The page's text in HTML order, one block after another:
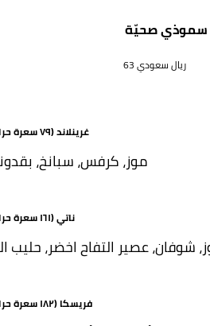
سموذي صحيّة
63 ريال سعودي
غرينلاند (٧٩ سعرة حرارية)
موز، كرفس، سبانخ،
ناتي (١٦١ سعرة حرارية)
شوفان، عصير التفاح اخضر، حليب
فريسكا (١٨٢ سعرة حرارية)